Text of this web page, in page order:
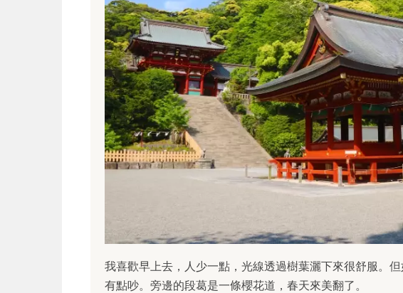
我喜歡早上去，人少一點，光線透過樹葉灑下來很舒服。
有點吵。旁邊的段葛是一條櫻花道，春天來美翻了。